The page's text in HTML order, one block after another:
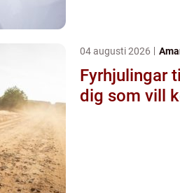
04 augusti 2026
Fyrhjulingar till salu
dig som vill